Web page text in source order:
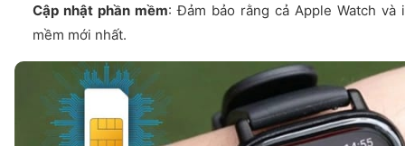
Cập nhật phần mềm: Đảm bảo rằng cả Apple Watch
mềm mới nhất.